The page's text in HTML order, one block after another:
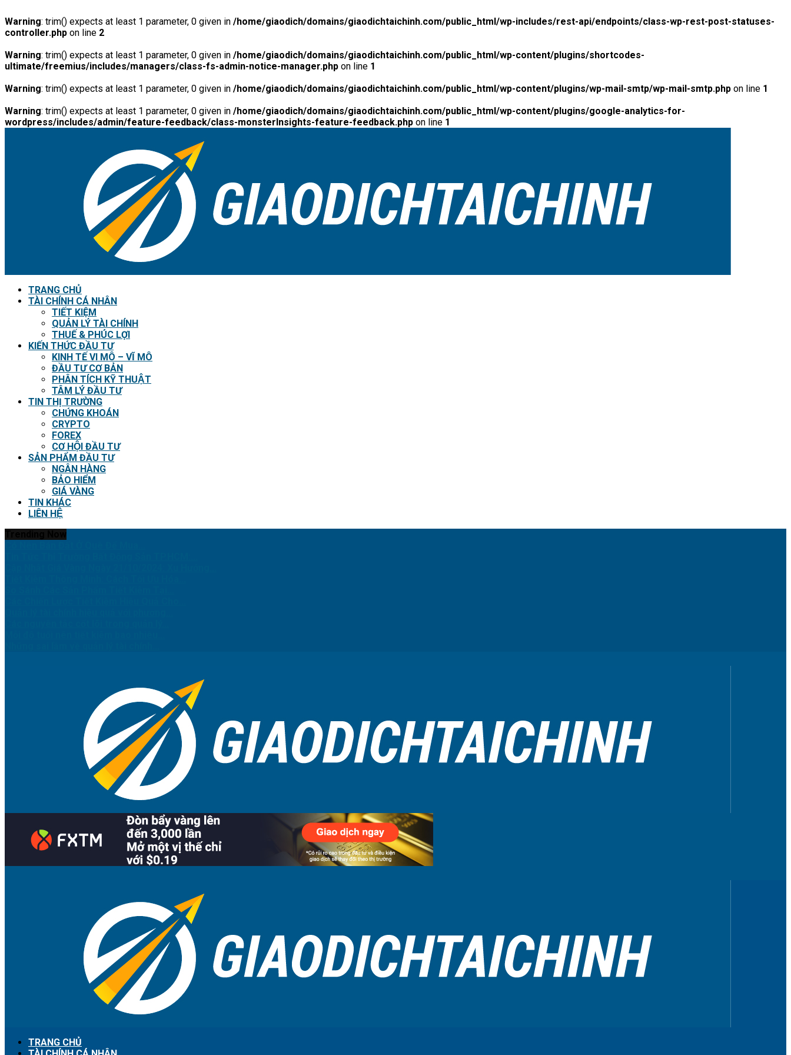
Warning: trim() expects at least 1 parameter, 0 given in /home/giaodich/domains/giaodichtaichinh.com/public_html/wp-includes/rest-api/endpoints/class-wp-rest-post-statuses-
controller.php on line 2
Warning: trim() expects at least 1 parameter, 0 given in /home/giaodich/domains/giaodichtaichinh.com/public_html/wp-content/plugins/shortcodes-
ultimate/freemius/includes/managers/class-fs-admin-notice-manager.php on line 1
Warning: trim() expects at least 1 parameter, 0 given in /home/giaodich/domains/giaodichtaichinh.com/public_html/wp-content/plugins/wp-mail-smtp/wp-mail-smtp.php on line 1
Warning: trim() expects at least 1 parameter, 0 given in /home/giaodich/domains/giaodichtaichinh.com/public_html/wp-content/plugins/google-analytics-for-
wordpress/includes/admin/feature-feedback/class-monsterInsights-feature-feedback.php on line 1
TRANG CHỦ
TÀI CHÍNH CÁ NHÂN
TIẾT KIỆM
QUẢN LÝ TÀI CHÍNH
THUẾ & PHÚC LỢI
KIẾN THỨC ĐẦU TƯ
KINH TẾ VI MÔ – VĨ MÔ
ĐẦU TƯ CƠ BẢN
PHÂN TÍCH KỸ THUẬT
TÂM LÝ ĐẦU TƯ
TIN THỊ TRƯỜNG
CHỨNG KHOÁN
CRYPTO
FOREX
CƠ HỘI ĐẦU TƯ
SẢN PHẨM ĐẦU TƯ
NGÂN HÀNG
BẢO HIỂM
GIÁ VÀNG
TIN KHÁC
LIÊN HỆ
TRANG CHỦ